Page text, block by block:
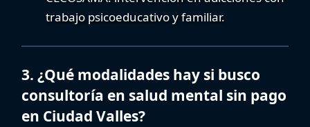
trabajo psicoeducativo y familiar.
3. ¿Qué modalidades hay si busco
consultoría en salud mental sin pago
en Ciudad Valles?